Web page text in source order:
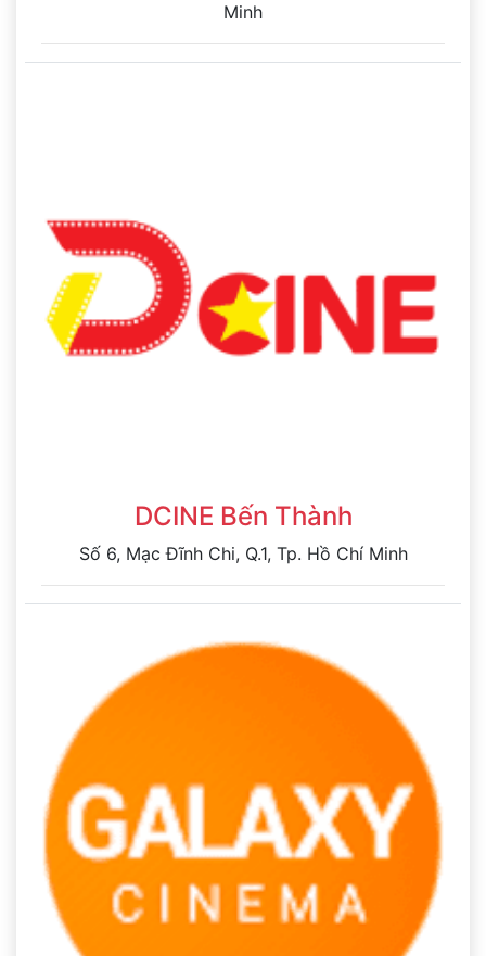
Minh
DCINE Bến Thành
Số 6, Mạc Đĩnh Chi, Q.1, Tp. Hồ Chí Minh